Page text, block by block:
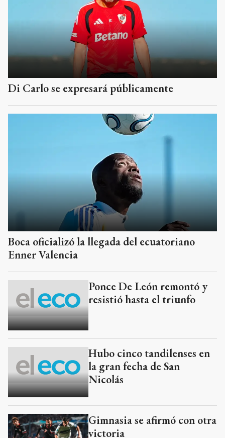
Di Carlo se expresará públicamente
Boca oficializó la llegada del ecuatoriano
Enner Valencia
Ponce De León remontó y
resistió hasta el triunfo
Hubo cinco tandilenses en
la gran fecha de San
Nicolás
Gimnasia se afirmó con otra
victoria